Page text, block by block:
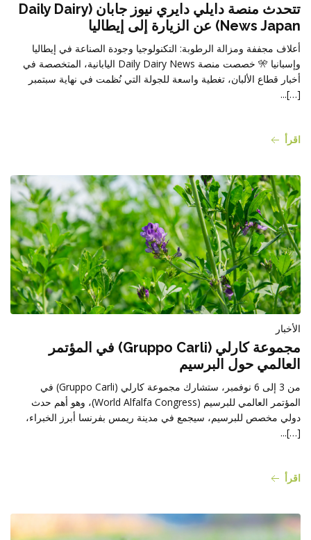
تتحدث منصة دايلي دايري نيوز جابان (Daily Dairy
News Japan) عن الزيارة إلى إيطاليا
أعلاف مجففة ومزالة الرطوبة: التكنولوجيا وجودة الصناعة في إيطاليا
وإسبانيا 🎌 خصصت منصة Daily Dairy News اليابانية، المتخصصة في
أخبار قطاع الألبان، تغطية واسعة للجولة التي نُظمت في نهاية سبتمبر
[…]...
اقرأ
الأخبار
مجموعة كارلي (Gruppo Carli) في المؤتمر
العالمي حول البرسيم
من 3 إلى 6 نوفمبر، ستشارك مجموعة كارلي (Gruppo Carli) في
المؤتمر العالمي للبرسيم (World Alfalfa Congress)، وهو أهم حدث
دولي مخصص للبرسيم، سيجمع في مدينة ريمس بفرنسا أبرز الخبراء،
[…]...
اقرأ